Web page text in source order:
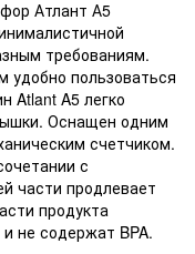
Атлант А5
требованиям.
удобно пользоваться
Atlant A5 легко
Оснащен одним
счетчиком.
с
части продлевает
продукта
не содержат BPA.